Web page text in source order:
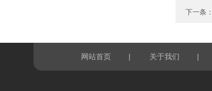
下一条：
网站首页 | 关于我们 |